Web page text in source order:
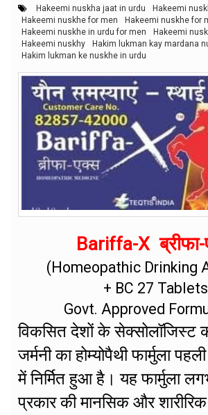
Hakeemi nuskha jaat in urdu
Hakeemi
Hakeemi nuskhe for men
Hakeemi nuskhe for
Hakeemi nuskhe in urdu for men
Hakeemi
Hakeemi nuskhy
Hakim lukman kay mardana
Hakim lukman ke nuskhe in urdu
Bariffa-X
(Homeopathic Drinking
+ BC 27 Tablets
Govt. Approved
विकसित देशों के सेक्सोलॉजिस्ट
जर्मनी का होम्योपैथी फार्मुला
में निर्मित हुआ है। यह फार्मुला
प्रकार की मानसिक और